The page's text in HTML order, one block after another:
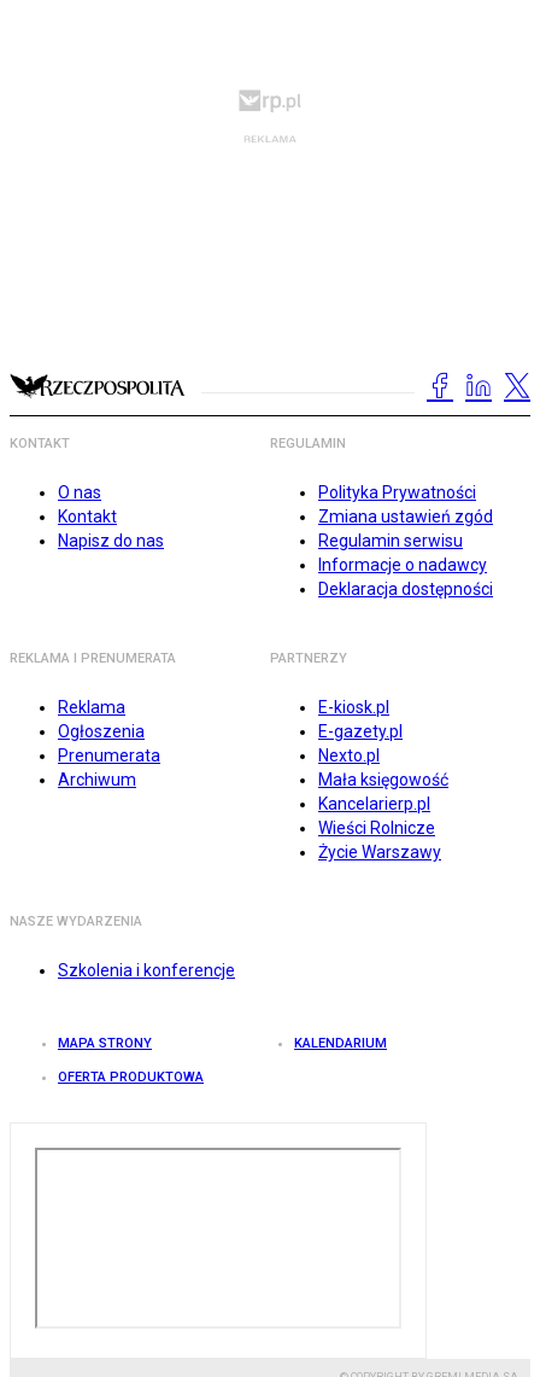
KONTAKT
O nas
Kontakt
Napisz do nas
REGULAMIN
Polityka Prywatności
Zmiana ustawień zgód
Regulamin serwisu
Informacje o nadawcy
Deklaracja dostępności
REKLAMA I PRENUMERATA
Reklama
Ogłoszenia
Prenumerata
Archiwum
PARTNERZY
E-kiosk.pl
E-gazety.pl
Nexto.pl
Mała księgowość
Kancelarierp.pl
Wieści Rolnicze
Życie Warszawy
NASZE WYDARZENIA
Szkolenia i konferencje
MAPA STRONY KALENDARIUM
OFERTA PRODUKTOWA